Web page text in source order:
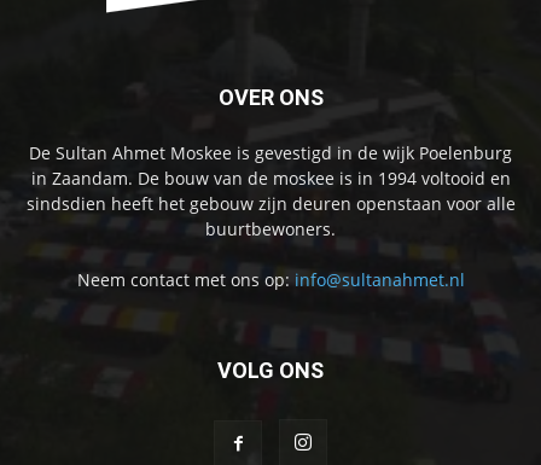
OVER ONS
De Sultan Ahmet Moskee is gevestigd in de wijk Poelenburg
in Zaandam. De bouw van de moskee is in 1994 voltooid en
sindsdien heeft het gebouw zijn deuren openstaan voor alle
buurtbewoners.
Neem contact met ons op: info@sultanahmet.nl
VOLG ONS